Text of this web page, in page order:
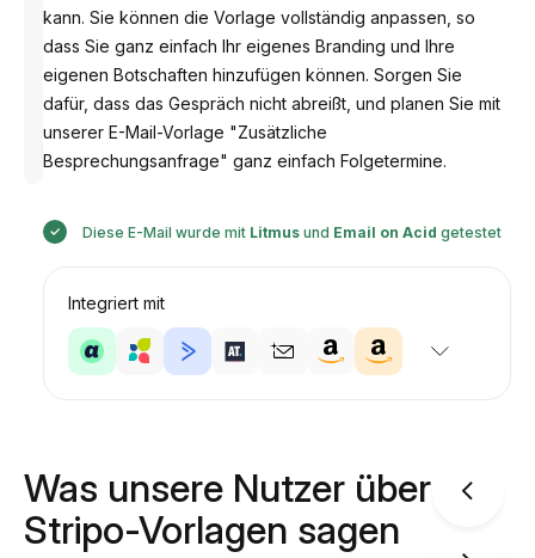
von
Anastasiia
kann. Sie können die Vorlage vollständig anpassen, so
dass Sie ganz einfach Ihr eigenes Branding und Ihre
eigenen Botschaften hinzufügen können. Sorgen Sie
dafür, dass das Gespräch nicht abreißt, und planen Sie mit
unserer E-Mail-Vorlage "Zusätzliche
Besprechungsanfrage" ganz einfach Folgetermine.
Diese E-Mail wurde mit Litmus und Email on Acid getestet
Integriert mit
Was unsere Nutzer über
Stripo-Vorlagen sagen